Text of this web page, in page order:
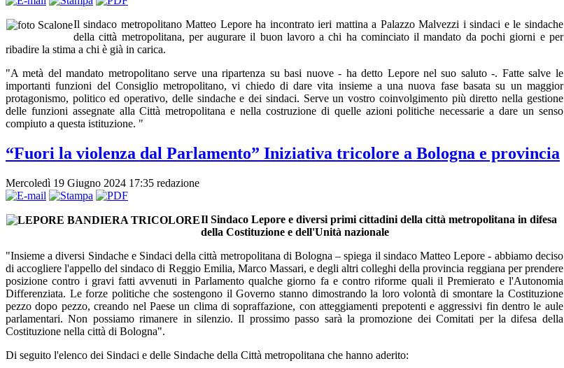
Il sindaco metropolitano Matteo Lepore ha incontrato ieri mattina a Palazzo Malvezzi i sindaci e le sindache
della città metropolitana, per augurare il buon lavoro a chi ha cominciato il mandato da pochi giorni e per
ribadire la stima a chi è già in carica.
"A metà del mandato metropolitano serve una ripartenza su basi nuove - ha detto Lepore nel suo saluto -. Fatte salve le
importanti funzioni del Consiglio metropolitano, vi chiedo di dare vita insieme a una nuova fase basata su un maggior
protagonismo, politico ed operativo, delle sindache e dei sindaci. Serve un vostro coinvolgimento più diretto nella gestione
delle funzioni assegnate alla Città metropolitana e nella costruzione di quelle azioni politiche necessarie a dare un senso
compiuto a questa istituzione. "
“Fuori la violenza dal Parlamento” Iniziativa tricolore a Bologna e provincia
Mercoledì 19 Giugno 2024 17:35 redazione
Il Sindaco Lepore e diversi primi cittadini della città metropolitana in difesa
della Costituzione e dell'Unità nazionale
"Insieme a diversi Sindache e Sindaci della città metropolitana di Bologna – spiega il sindaco Matteo Lepore - abbiamo deciso
di accogliere l'appello del sindaco di Reggio Emilia, Marco Massari, e degli altri colleghi della provincia reggiana per prendere
posizione contro i gravi fatti avvenuti in Parlamento qualche giorno fa e contro riforme quali il Premierato e l'Autonomia
Differenziata. Le forze politiche che sostengono il Governo stanno dimostrando la loro volontà di smontare la Costituzione
pezzo dopo pezzo, creando nel Paese un clima di sopraffazione, con atteggiamenti prepotenti e aggressivi fin dentro le aule
parlamentari. Non possiamo rimanere in silenzio. Il prossimo passo sarà la promozione dei Comitati per la difesa della
Costituzione nella città di Bologna".
Di seguito l'elenco dei Sindaci e delle Sindache della Città metropolitana che hanno aderito: